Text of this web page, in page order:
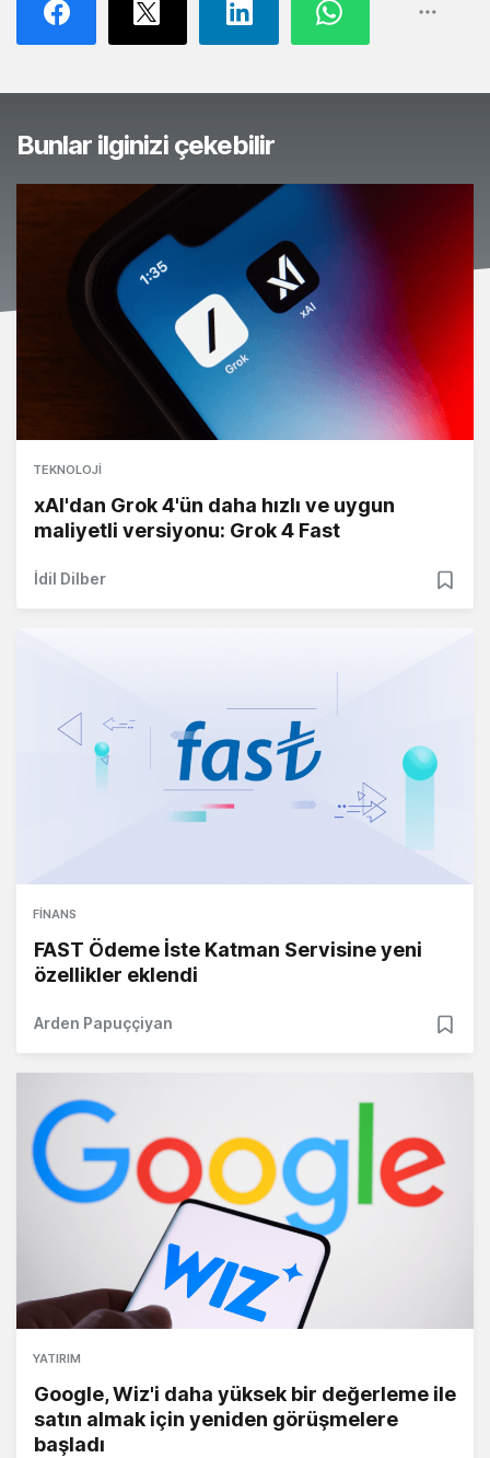
Bunlar ilginizi çekebilir
TEKNOLOJI
xAI'dan Grok 4'ün daha hızlı ve uygun
maliyetli versiyonu: Grok 4 Fast
İdil Dilber
FINANS
FAST Ödeme İste Katman Servisine yeni
özellikler eklendi
Arden Papuççiyan
YATIRIM
Google, Wiz'i daha yüksek bir değerleme ile
satın almak için yeniden görüşmelere
başladı